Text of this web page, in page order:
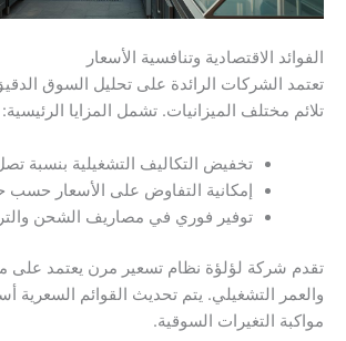
الفوائد الاقتصادية وتنافسية الأسعار
تعتمد الشركات الرائدة على تحليل السوق
تلائم مختلف الميزانيات. تشمل المزايا الرئيسية:
تخفيض التكاليف التشغيلية بنسبة تصل
إمكانية التفاوض على الأسعار حسب
توفير فوري في مصاريف الشحن
تقدم شركة لؤلؤة نظام تسعير مرن يعتمد على
والعمر التشغيلي. يتم تحديث القوائم السعرية
مواكبة التغيرات السوقية.